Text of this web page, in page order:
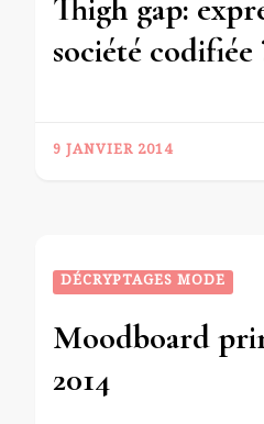
Thigh gap:
société codifiée
9 JANVIER 2014
DÉCRYPTAGES MODE
Moodboard
2014